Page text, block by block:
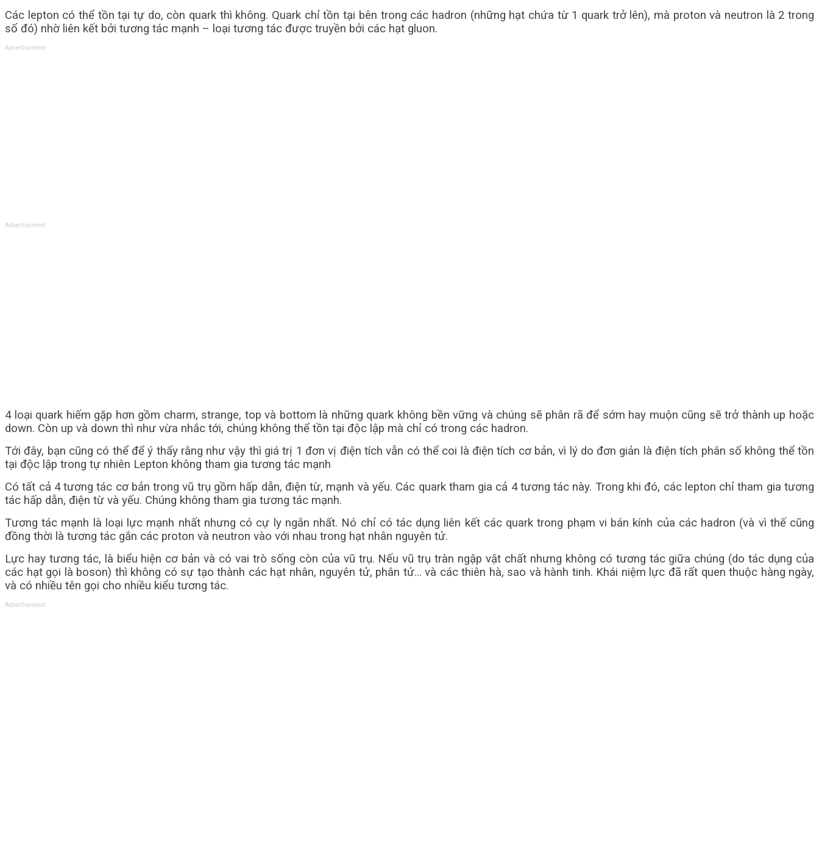
Các lepton có thể tồn tại tự do, còn quark thì không. Quark chỉ tồn tại bên trong các hadron (những hạt chứa từ 1 quark trở lên), mà proton và neutron là 2 trong
số đó) nhờ liên kết bởi tương tác mạnh – loại tương tác được truyền bởi các hạt gluon.
Advertisement
Advertisement
4 loại quark hiếm gặp hơn gồm charm, strange, top và bottom là những quark không bền vững và chúng sẽ phân rã để sớm hay muộn cũng sẽ trở thành up hoặc
down. Còn up và down thì như vừa nhắc tới, chúng không thể tồn tại độc lập mà chỉ có trong các hadron.
Tới đây, bạn cũng có thể để ý thấy rằng như vậy thì giá trị 1 đơn vị điện tích vẫn có thể coi là điện tích cơ bản, vì lý do đơn giản là điện tích phân số không thể tồn
tại độc lập trong tự nhiên Lepton không tham gia tương tác mạnh
Có tất cả 4 tương tác cơ bản trong vũ trụ gồm hấp dẫn, điện từ, mạnh và yếu. Các quark tham gia cả 4 tương tác này. Trong khi đó, các lepton chỉ tham gia tương
tác hấp dẫn, điện từ và yếu. Chúng không tham gia tương tác mạnh.
Tương tác mạnh là loại lực mạnh nhất nhưng có cự ly ngắn nhất. Nó chỉ có tác dụng liên kết các quark trong phạm vi bán kính của các hadron (và vì thế cũng
đồng thời là tương tác gắn các proton và neutron vào với nhau trong hạt nhân nguyên tử.
Lực hay tương tác, là biểu hiện cơ bản và có vai trò sống còn của vũ trụ. Nếu vũ trụ tràn ngập vật chất nhưng không có tương tác giữa chúng (do tác dụng của
các hạt gọi là boson) thì không có sự tạo thành các hạt nhân, nguyên tử, phân tử… và các thiên hà, sao và hành tinh. Khái niệm lực đã rất quen thuộc hàng ngày,
và có nhiều tên gọi cho nhiều kiểu tương tác.
Advertisement